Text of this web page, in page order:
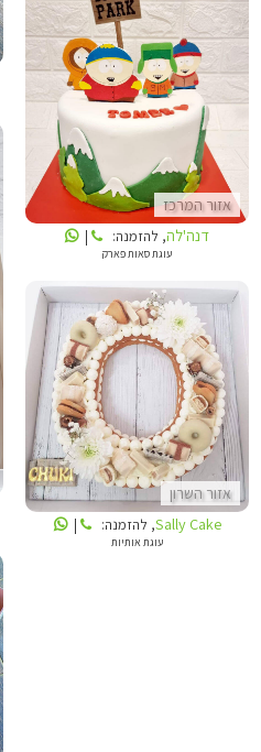
אזור המרכז
דנה'לה
דנה'לה, להזמנה: |
עוגת סאות פארק
אזור השרון
SALLY CAKE
Sally Cake, להזמנה: |
עוגת אותיות